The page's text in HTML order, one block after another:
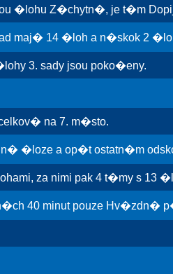
�lohu Z�chytn�, je t�m
maj� 14 �loh a n�skok 2
3. sady jsou poko�eny.
na 7. m�sto.
�loze a op�t ostatn�m
za nimi pak 4 t�my s 13
40 minut pouze Hv�zdn�